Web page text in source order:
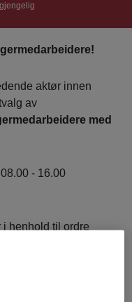
aktør innen
av
med
- 16.00
i henhold til ordre
på lageret
orden på lageret